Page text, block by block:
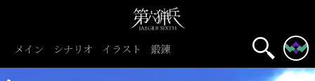
メイン シナリオ イラスト 鍛錬